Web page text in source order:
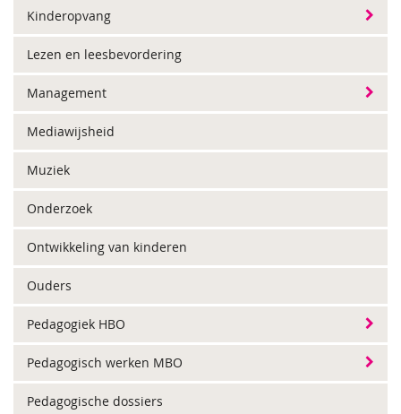
Kinderopvang
Lezen en leesbevordering
Management
Mediawijsheid
Muziek
Onderzoek
Ontwikkeling van kinderen
Ouders
Pedagogiek HBO
Pedagogisch werken MBO
Pedagogische dossiers